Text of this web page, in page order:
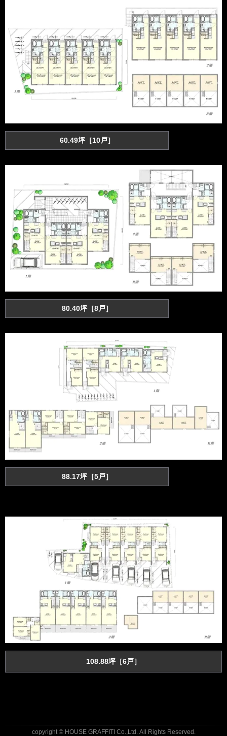
60.49坪［10戸］
80.40坪［8戸］
88.17坪［5戸］
108.88坪［6戸］
copyright © HOUSE GRAFFITI Co.,Ltd. All Rights Reserved.